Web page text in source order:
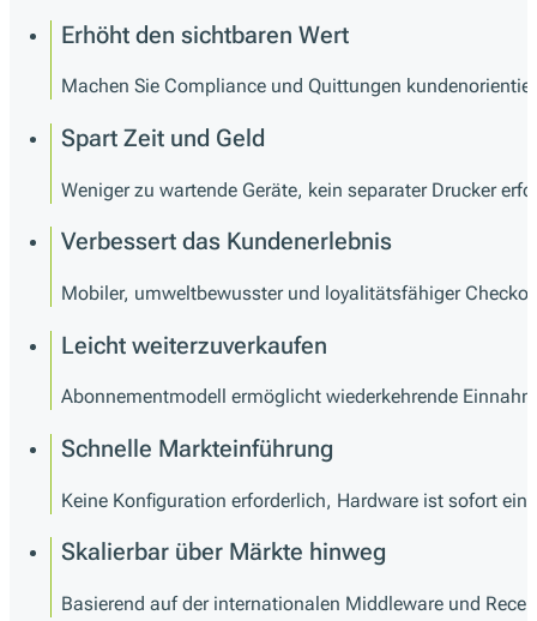
Erhöht den sichtbaren Wert
Machen Sie Compliance und Quittungen
Spart Zeit und Geld
Weniger zu wartende Geräte, kein separater Drucker
Verbessert das Kundenerlebnis
Mobiler, umweltbewusster und loyalitätsfähiger
Leicht weiterzuverkaufen
Abonnementmodell ermöglicht wiederkehrende
Schnelle Markteinführung
Keine Konfiguration erforderlich, Hardware ist sofort
Skalierbar über Märkte hinweg
Basierend auf der internationalen Middleware und